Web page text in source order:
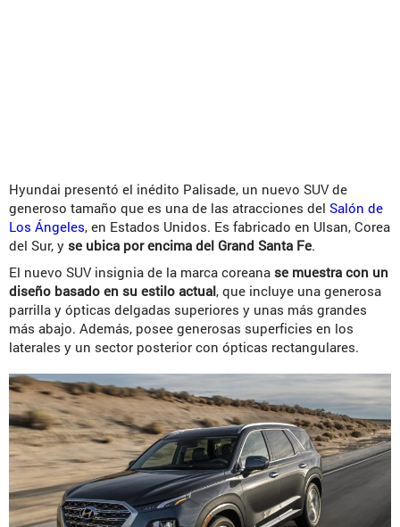
Hyundai presentó el inédito Palisade, un nuevo SUV de
generoso tamaño que es una de las atracciones del Salón de
Los Ángeles, en Estados Unidos. Es fabricado en Ulsan, Corea
del Sur, y se ubica por encima del Grand Santa Fe.
El nuevo SUV insignia de la marca coreana se muestra con un
diseño basado en su estilo actual, que incluye una generosa
parrilla y ópticas delgadas superiores y unas más grandes
más abajo. Además, posee generosas superficies en los
laterales y un sector posterior con ópticas rectangulares.